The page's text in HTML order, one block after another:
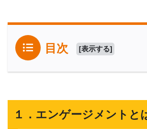
目次 [表示する]
１．エンゲージメントと